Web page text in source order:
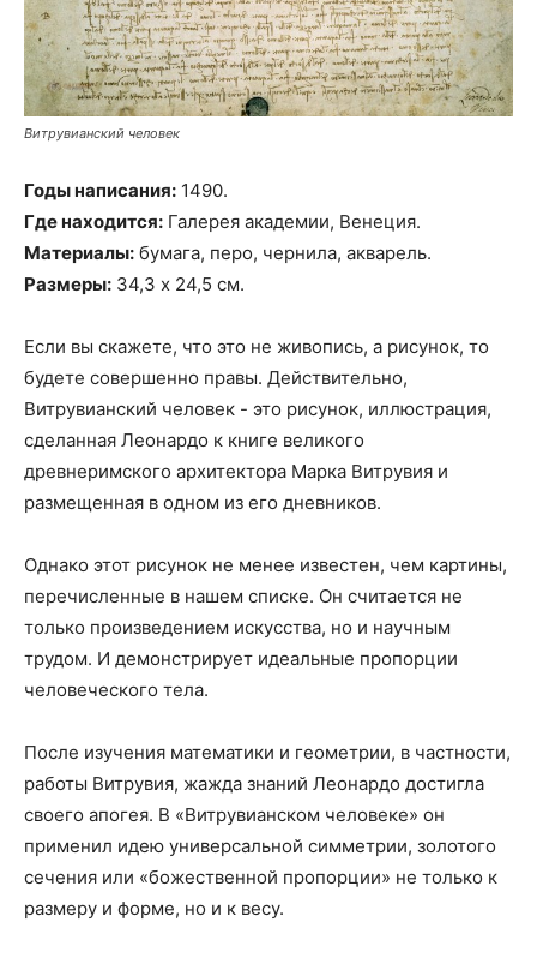
Витрувианский человек
Годы написания: 1490.
Где находится: Галерея академии, Венеция.
Материалы: бумага, перо, чернила, акварель.
Размеры: 34,3 х 24,5 см.
Если вы скажете, что это не живопись, а рисунок, то
будете совершенно правы. Действительно,
Витрувианский человек - это рисунок, иллюстрация,
сделанная Леонардо к книге великого
древнеримского архитектора Марка Витрувия и
размещенная в одном из его дневников.
Однако этот рисунок не менее известен, чем картины,
перечисленные в нашем списке. Он считается не
только произведением искусства, но и научным
трудом. И демонстрирует идеальные пропорции
человеческого тела.
После изучения математики и геометрии, в частности,
работы Витрувия, жажда знаний Леонардо достигла
своего апогея. В «Витрувианском человеке» он
применил идею универсальной симметрии, золотого
сечения или «божественной пропорции» не только к
размеру и форме, но и к весу.